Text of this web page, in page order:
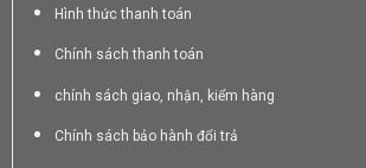
Hình thức thanh toán
Chính sách thanh toán
chính sách giao, nhận, kiểm hàng
Chính sách bảo hành đổi trả